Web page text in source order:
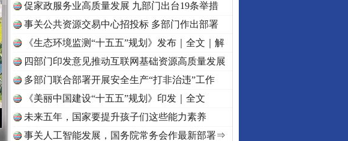
律..·[视频]牢记初心使命 奋进复兴征程丨“转折之城”激荡..·[视频]
促家政服务业高质量发展 九部门出台19条举措
事关公共资源交易中心招投标 多部门作出部署
《生态环境监测“十五五”规划》发布｜全文｜解
读
四部门印发意见推动互联网基础资源高质量发展
多部门联合部署开展安全生产“打非治违”工作
《美丽中国建设“十五五”规划》印发｜全文
未来五年，国家要提升孩子们这些能力素养
事关人工智能发展，国务院常务会作最新部署⇒